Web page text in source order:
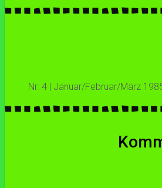
Nr. 4 | Januar/Februar/März